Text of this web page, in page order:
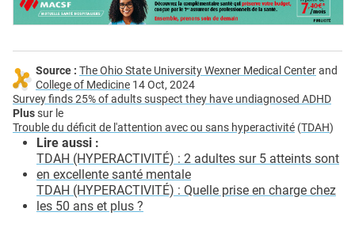
Source : The Ohio State University Wexner Medical Centerand
College of Medicine 14 Oct, 2024
Survey finds 25% of adults suspect they have undiagnosed ADHD
Plussur le
Trouble du déficit de l'attention avec ou sans hyperactivité (TDAH)
Lire aussi :
TDAH (HYPERACTIVITÉ) : 2 adultes sur 5 atteints sont
en excellente santé mentale
TDAH (HYPERACTIVITÉ) : Quelle prise en charge chez
les 50 ans et plus ?